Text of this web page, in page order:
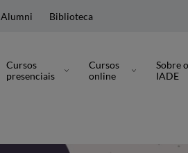
Alumni Biblioteca
Cursos
presenciais
Cursos
online
Sobre o
IADE